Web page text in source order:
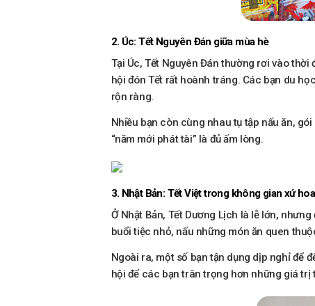
2. Úc: Tết Nguyên Đán giữa mùa hè
Tại Úc, Tết Nguyên Đán thường rơi vào
hội đón Tết rất hoành tráng. Các bạn du
rộn ràng.
Nhiều bạn còn cùng nhau tụ tập nấu ăn,
“năm mới phát tài” là đủ ấm lòng.
3. Nhật Bản: Tết Việt trong không gian xứ
Ở Nhật Bản, Tết Dương Lịch là lễ lớn,
buổi tiệc nhỏ, nấu những món ăn quen
Ngoài ra, một số bạn tận dụng dịp nghỉ để
hội để các bạn trân trọng hơn những giá trị